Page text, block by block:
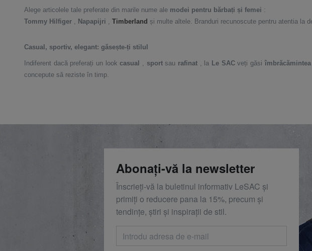
Alege articolele tale preferate din marile nume ale modei pentru bărbați și femei :
Tommy Hilfiger , Napapijri , Timberland și multe altele. Branduri recunoscute pentru atentia la
Casual, sportiv, elegant: găsește-ți stilul
Indiferent dacă preferați un lookcasual , sportsau rafinat , la Le SACveți găsi
concepute să reziste în timp.
Abonați-vă la newsletter
Înscrieți-vă la buletinul informativ LeSAC și
primiți o reducere pana la 15%, precum și
tendințe, știri și inspirații de stil.